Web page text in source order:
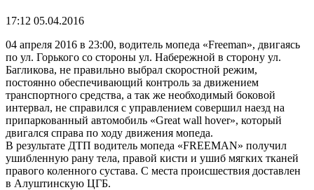
17:12 05.04.2016
04 апреля 2016 в 23:00, водитель мопеда «Freeman», двигаясь
по ул. Горького со стороны ул. Набережной в сторону ул.
Багликова, не правильно выбрал скоростной режим,
постоянно обеспечивающий контроль за движением
транспортного средства, а так же необходимый боковой
интервал, не справился с управлением совершил наезд на
припаркованный автомобиль «Great wall hover», который
двигался справа по ходу движения мопеда.
В результате ДТП водитель мопеда «FREEMAN» получил
ушибленную рану тела, правой кисти и ушиб мягких тканей
правого коленного сустава. С места происшествия доставлен
в Алуштинскую ЦГБ.